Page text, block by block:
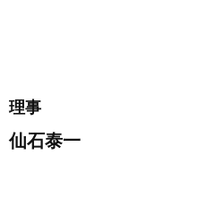
理事
仙石泰一